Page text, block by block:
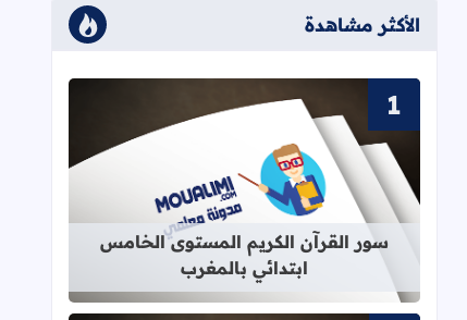
الأكثر مشاهدة
قراءة المزيد عن سور القرآن الكريم
سور القرآن الكريم المستوى الخامس
ابتدائي بالمغرب